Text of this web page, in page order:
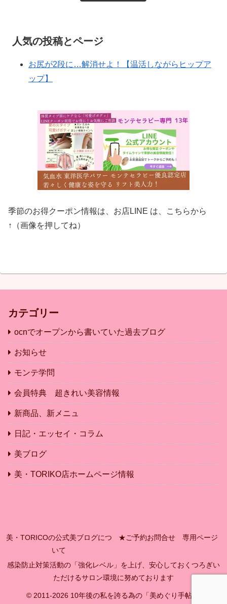
人気の投稿とページ
お尻が2段に…解消せよ！【温活しながらヒップア
ップ】
季節のお得クーポン情報は、お店LINE は、こちらから
↑（画像を押してね）
カテゴリー
ocnでオープンから書いていた過去ブログ
お知らせ
モンテ学問
会員特典 超きれい美容情報
新商品、新メニュ
日記・エッセイ・コラム
美ブログ
美・TORIKO店ホームページ情報
美・TORICOの公式美ブログにつ
いて
★ご予約お問合せ 専用ページ
感染防止対策活動の「強化レベル」を上げ、安心しておくつろぎい
ただけるサロン環境に努めております
© 2011-2026 10年後の私を誇る為の「美めぐり手帖」.